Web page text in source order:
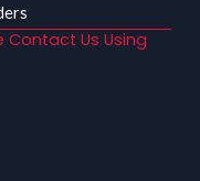
Contact Us Using